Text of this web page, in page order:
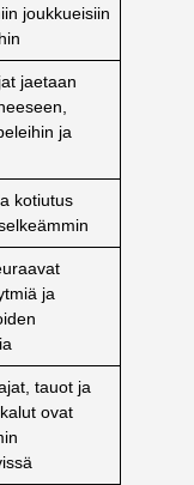
joukkueisiin
jaetaan
ja
kotiutus
ja
tauot ja
ovat